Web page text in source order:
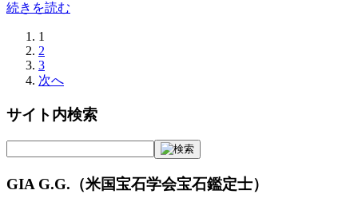
続きを読む
1
2
3
次へ
サイト内検索
GIA G.G.（米国宝石学会宝石鑑定士）